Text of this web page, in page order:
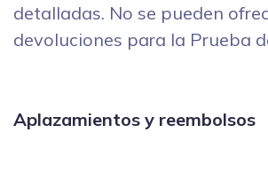
detalladas. No se pueden
devoluciones para la Prueba
Aplazamientos y reembolsos